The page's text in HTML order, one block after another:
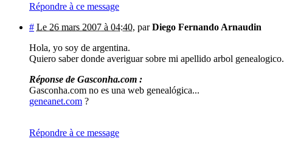
Répondre à ce message
# Le 26 mars 2007 à 04:40, parDiego Fernando Arnaudin
Hola, yo soy de argentina.
Quiero saber donde averiguar sobre mi apellido arbol genealogico.
Réponse de Gasconha.com :
Gasconha.com no es una web genealógica...
geneanet.com ?
Répondre à ce message